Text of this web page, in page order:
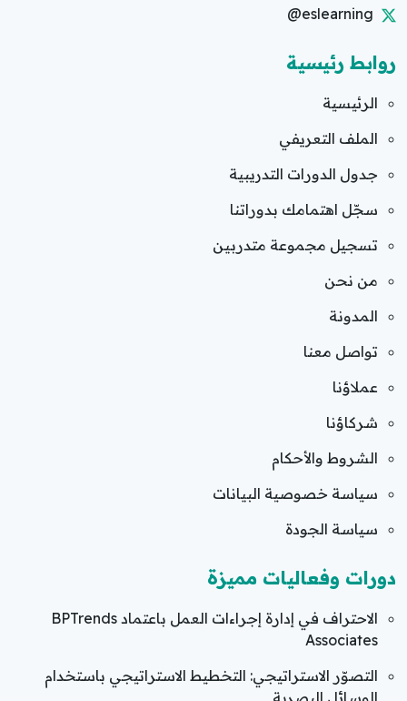
@eslearning
روابط رئيسية
الرئيسية
الملف التعريفي
جدول الدورات التدريبية
سجّل اهتمامك بدوراتنا
تسجيل مجموعة متدربين
من نحن
المدونة
تواصل معنا
عملاؤنا
شركاؤنا
الشروط والأحكام
سياسة خصوصية البيانات
سياسة الجودة
دورات وفعاليات مميزة
الاحتراف في إدارة إجراءات العمل باعتماد BPTrends
Associates
التصوّر الاستراتيجي: التخطيط الاستراتيجي باستخدام